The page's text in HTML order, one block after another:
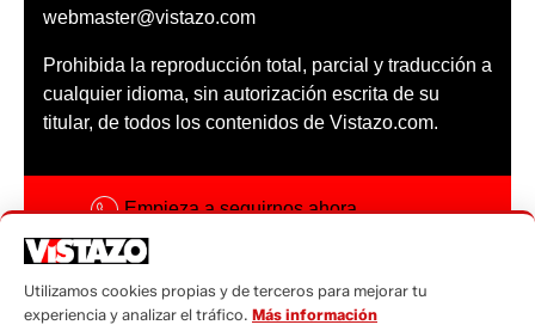
webmaster@vistazo.com
Prohibida la reproducción total, parcial y traducción a
cualquier idioma, sin autorización escrita de su
titular, de todos los contenidos de Vistazo.com.
Empieza a seguirnos ahora
Código ética
Utilizamos cookies propias y de terceros para mejorar tu
experiencia y analizar el tráfico. Más información